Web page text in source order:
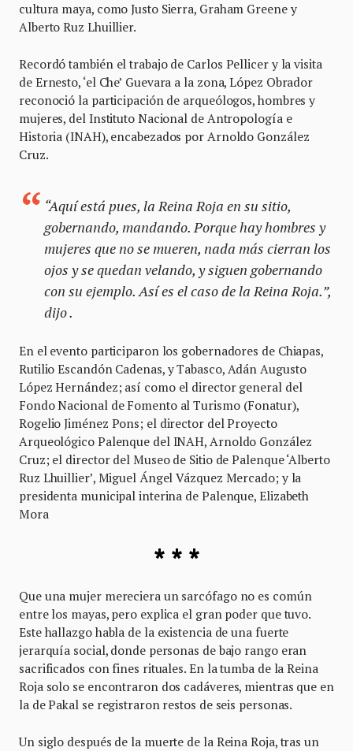
cultura maya, como Justo Sierra, Graham Greene y
Alberto Ruz Lhuillier.
Recordó también el trabajo de Carlos Pellicer y la visita
de Ernesto, ‘el Che’ Guevara a la zona, López Obrador
reconoció la participación de arqueólogos, hombres y
mujeres, del Instituto Nacional de Antropología e
Historia (INAH), encabezados por Arnoldo González
Cruz.
“Aquí está pues, la Reina Roja en su sitio,
gobernando, mandando. Porque hay hombres y
mujeres que no se mueren, nada más cierran los
ojos y se quedan velando, y siguen gobernando
con su ejemplo. Así es el caso de la Reina Roja.”,
dijo .
En el evento participaron los gobernadores de Chiapas,
Rutilio Escandón Cadenas, y Tabasco, Adán Augusto
López Hernández; así como el director general del
Fondo Nacional de Fomento al Turismo (Fonatur),
Rogelio Jiménez Pons; el director del Proyecto
Arqueológico Palenque del INAH, Arnoldo González
Cruz; el director del Museo de Sitio de Palenque ‘Alberto
Ruz Lhuillier’, Miguel Ángel Vázquez Mercado; y la
presidenta municipal interina de Palenque, Elizabeth
Mora
* * *
Que una mujer mereciera un sarcófago no es común
entre los mayas, pero explica el gran poder que tuvo.
Este hallazgo habla de la existencia de una fuerte
jerarquía social, donde personas de bajo rango eran
sacrificados con fines rituales. En la tumba de la Reina
Roja solo se encontraron dos cadáveres, mientras que en
la de Pakal se registraron restos de seis personas.
Un siglo después de la muerte de la Reina Roja, tras un